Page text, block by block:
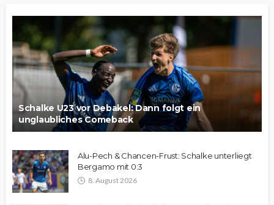
Schalke U23 vor Debakel: Dann folgt ein
unglaubliches Comeback
Alu-Pech & Chancen-Frust: Schalke unterliegt
Bergamo mit 0:3
8. August 2026